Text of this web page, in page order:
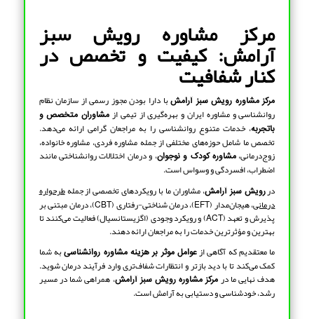
مرکز مشاوره رویش سبز
آرامش: کیفیت و تخصص در
کنار شفافیت
مرکز مشاوره رویش سبز آرامشبا دارا بودن مجوز رسمی از سازمان نظام
روانشناسی و مشاوره ایران و بهره‌گیری از تیمی از مشاوران متخصص و
باتجربه، خدمات متنوع روانشناسی را به مراجعان گرامی ارائه می‌دهد.
تخصص ما شامل حوزه‌های مختلفی از جمله مشاوره فردی، مشاوره خانواده،
زوج‌درمانی،مشاوره کودک و نوجوان، و درمان اختلالات روانشناختی مانند
اضطراب، افسردگی و وسواس است.
دررویش سبز آرامش، مشاوران ما با رویکردهای تخصصی از جملهطرحواره
درمانی
، هیجان‌مدار (EFT)، درمان شناختی-رفتاری (CBT)، درمان مبتنی بر
پذیرش و تعهد (ACT) و رویکرد وجودی (اگزیستانسیال) فعالیت می‌کنند تا
بهترین و مؤثرترین خدمات را به مراجعان ارائه دهند.
ما معتقدیم که آگاهی ازعوامل موثر بر هزینه مشاوره روانشناسیبه شما
کمک می‌کند تا با دید بازتر و انتظارات شفاف‌تری وارد فرآیند درمان شوید.
هدف نهایی ما در مرکز مشاوره رویش سبز آرامش، همراهی شما در مسیر
رشد، خودشناسی و دستیابی به آرامش است.